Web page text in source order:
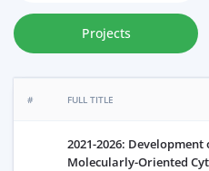
Projects
# FULL TITLE
2021-2026: Development
Molecularly-Oriented